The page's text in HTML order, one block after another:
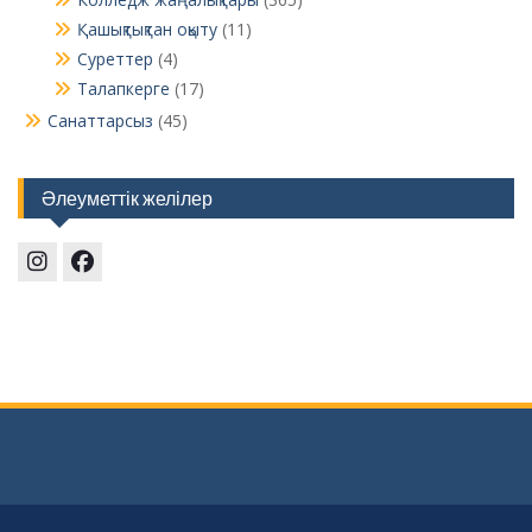
Қашықтықтан оқыту (11)
Суреттер (4)
Талапкерге (17)
Санаттарсыз (45)
Әлеуметтік желілер